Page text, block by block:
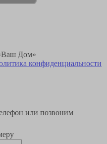
Дом»
конфиденциальности
или позвоним